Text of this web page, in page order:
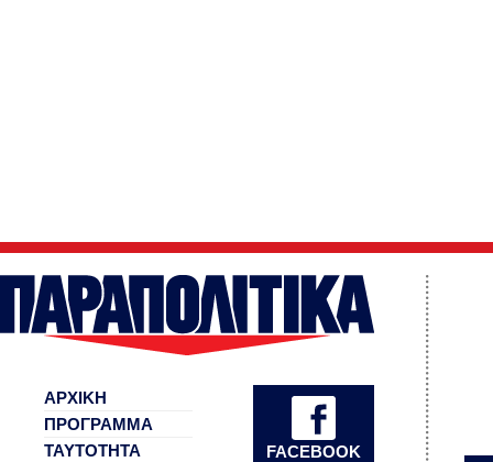
FACEBOOK
ΑΡΧΙΚΗ
ΠΡΟΓΡΑΜΜΑ
ΤΑΥΤΟΤΗΤΑ